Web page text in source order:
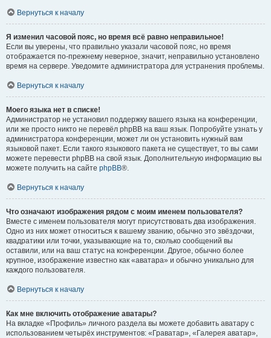
Вернуться к началу
Я изменил часовой пояс, но время всё равно неправильное!
Если вы уверены, что правильно указали часовой пояс, но время
отображается по-прежнему неверное, значит, неправильно установлено
время на сервере. Уведомите администратора для устранения проблемы.
Вернуться к началу
Моего языка нет в списке!
Администратор не установил поддержку вашего языка на конференции,
или же просто никто не перевёл phpBB на ваш язык. Попробуйте узнать у
администратора конференции, может ли он установить нужный вам
языковой пакет. Если такого языкового пакета не существует, то вы сами
можете перевести phpBB на свой язык. Дополнительную информацию вы
можете получить на сайте phpBB®.
Вернуться к началу
Что означают изображения рядом с моим именем пользователя?
Вместе с именем пользователя могут присутствовать два изображения.
Одно из них может относиться к вашему званию, обычно это звёздочки,
квадратики или точки, указывающие на то, сколько сообщений вы
оставили, или на ваш статус на конференции. Другое, обычно более
крупное, изображение известно как «аватара» и обычно уникально для
каждого пользователя.
Вернуться к началу
Как мне включить отображение аватары?
На вкладке «Профиль» личного раздела вы можете добавить аватару с
использованием четырёх инструментов: «Граватар», «Галерея аватар»,